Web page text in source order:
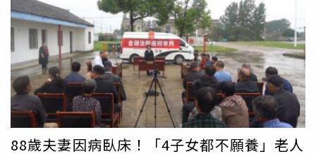
此指出，萬聖節活動是今年首度移師文化公園舉行，原本很
擔心連日大雨不斷，活動很難盡興，沒想到活動前雨勢就停
了，實在感謝老天賞臉。他坦言，這次萬聖舞動嘉年華經費
有限，但公所成員仍絞盡腦汁策劃亮眼成果，而且值此重陽
節前夕，公所更首度設計三代同框的萬聖晚會，讓老中青三
代民眾同場飆舞，加上不少人盛裝打扮參與晚間踩街遊行，
駢肩雜遝人潮洶湧，真的令人感動。鄭朝方預告，這次是
「孩子的主場」邀請長輩一起玩，但接下來11月8號則是
88歲夫妻因病臥床！「4子女都不願養」老人